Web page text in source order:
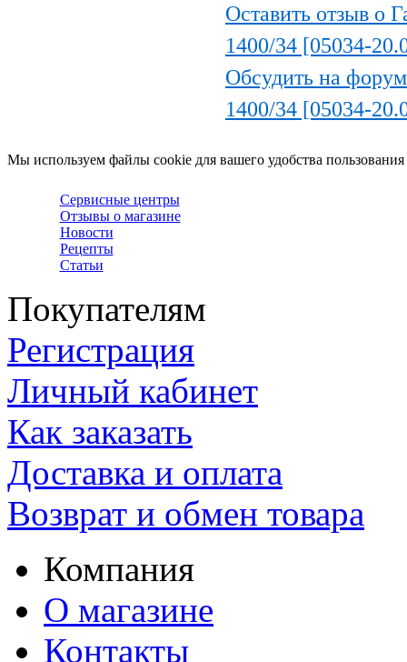
Оставить отзыв о
1400/34 [05034-
Обсудить на
1400/34 [05034-
Мы используем файлы cookie для вашего удобства
Сервисные центры
Отзывы о магазине
Новости
Рецепты
Статьи
Покупателям
Регистрация
Личный кабинет
Как заказать
Доставка и оплата
Возврат и обмен товара
Компания
О магазине
Контакты